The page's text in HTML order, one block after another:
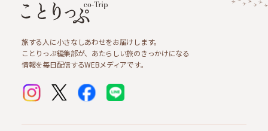
旅する人に小さなしあわせをお届けします。
ことりっぷ編集部が、あたらしい旅のきっかけになる
情報を毎日配信するWEBメディアです。